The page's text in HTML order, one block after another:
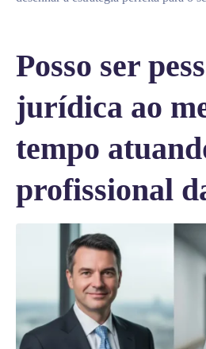
Posso ser
jurídica ao
tempo
profissional